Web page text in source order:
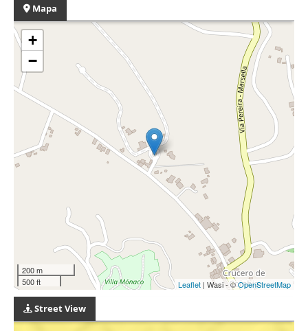
Mapa
+
−
200 m
500 ft
Leaflet | Wasi - ©OpenStreetMap
Street View